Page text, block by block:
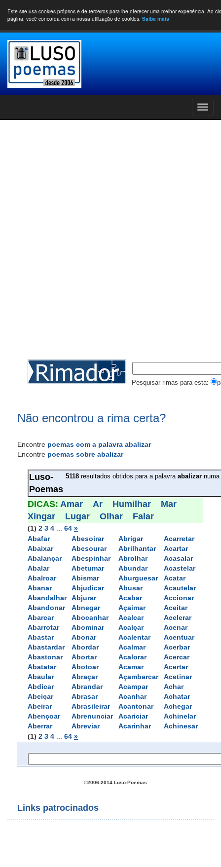
Este site usa cookies próprios e de terceiros para lhe oferecer uma melhor experiência. Ao
página, você concorda com a nossa utilização de cookies. Saiba mais
Pesquisar rimas para esta:
Não encontrou a rima certa?
Encontre poemas com a palavra abalizar
Encontre poemas sobre abalizar
Luso-
Poemas
5118 resultados obtidos para a palavra abalizar
DICAS: Amar Ar Humilhar
Mar
Xingar
Lugar Olhar Falar
(1) 2 3 4 64 »
Abafar
Abaixar
Abalançar
Abalar
Abalroar
Abanar
Abandalhar
Abandonar
Abarcar
Abarrotar
Abastar
Abastardar
Abastonar
Abatatar
Abaular
Abdicar
Abeiçar
Abeirar
Abençoar
Aberrar
Abesoirar
Abesourar
Abespinhar
Abetumar
Abismar
Abjudicar
Abjurar
Abnegar
Abocanhar
Abominar
Abonar
Abordar
Abortar
Abotoar
Abraçar
Abrandar
Abrasar
Abrasileirar
Abrenunciar
Abreviar
Abrigar
Abrilhantar
Abrolhar
Abundar
Aburguesar
Abusar
Acabar
Açaimar
Acalcar
Acalçar
Acalentar
Acalmar
Acalorar
Acamar
Açambarcar
Acampar
Acanhar
Acantonar
Acariciar
Acarinhar
Acarretar
Acartar
Acasalar
Acastelar
Acatar
Acautelar
Accionar
Aceitar
Acelerar
Acenar
Acentuar
Acerbar
Acercar
Acertar
Acetinar
Achar
Achatar
Achegar
Achinelar
Achinesar
(1) 2 3 4 64 »
©2006-2014 Luso-Poemas
Links patrocinados